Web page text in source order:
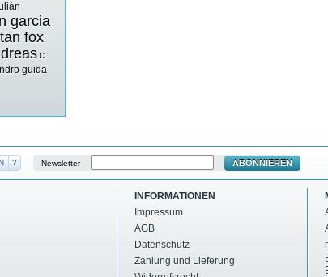
garcia
fox
c
guida
? Newsletter ABONNIEREN
INFORMATIONEN
Impressum
AGB
Datenschutz
Zahlung und Lieferung